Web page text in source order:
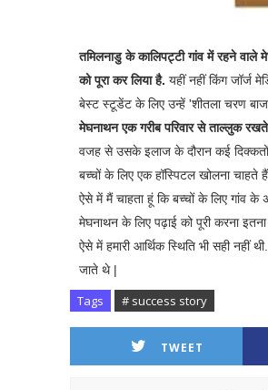
तमिलनाडु के कालिपट्टी गांव में रहने
को पूरा कर लिया है. यहीं नहीं किंग जॉर्ज
बेस्ट स्टूडेंट के लिए उन्हें 'शीतला चरण
मेघनाथन एक गरीब परिवार से ताल्लुक
वजह से उसके इलाज के दौरान कई
बच्चों के लिए एक हॉस्पिटल खोलना चाहते
ऐसे में मैं चाहता हूं कि बच्चों के लिए गांव के
मेघनाथन के लिए पढ़ाई को पूरी करना
ऐसे में हमारी आर्थिक स्थिति भी सही
जाते थे |
Tags # success story
TWEET